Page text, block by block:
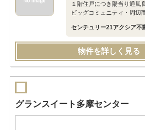
１階住戸につき陽当り通風
ビッグコミュニティ・周辺
センチュリー21アクシア不
物件を詳しく見る
グランスイート多摩センター